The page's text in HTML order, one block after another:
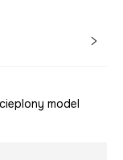
model